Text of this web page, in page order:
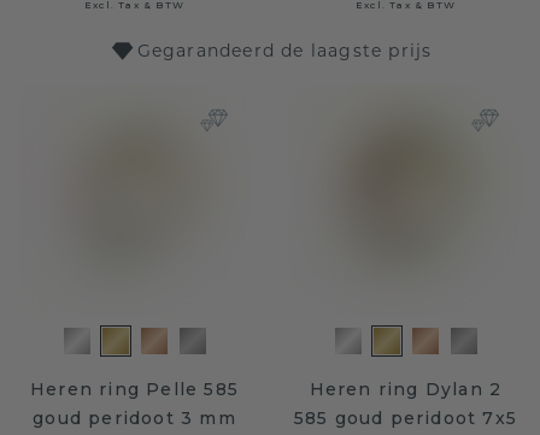
Excl. Tax & BTW Excl. Tax & BTW
Gegarandeerd de laagste prijs
Heren ring Pelle 585
goud peridoot 3 mm
Heren ring Dylan 2
585 goud peridoot 7x5